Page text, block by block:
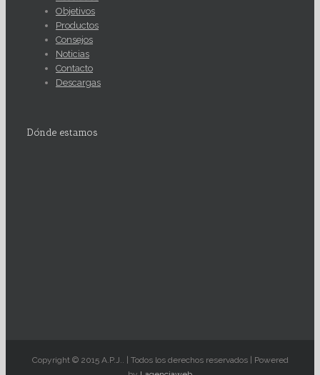
Objetivos
Productos
Consejos
Noticias
Contacto
Descargas
Dónde estamos
Copyright © 2015 A.P.J.. | Todos los derechos reservados | Powered